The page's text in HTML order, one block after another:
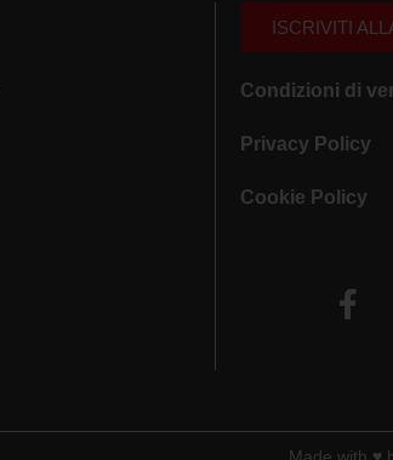
ISCRIVITI
Condizioni di
Privacy Policy
Cookie Policy